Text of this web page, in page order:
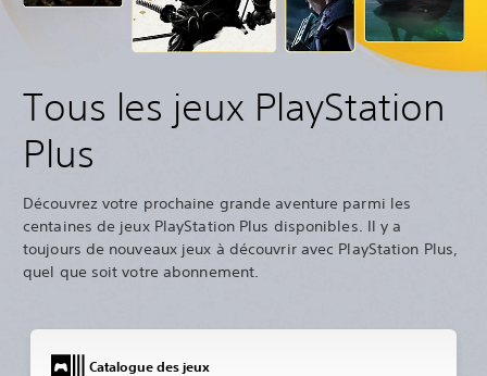
Tous les jeux PlayStation
Plus
Découvrez votre prochaine grande aventure parmi les
centaines de jeux PlayStation Plus disponibles. Il y a
toujours de nouveaux jeux à découvrir avec PlayStation Plus,
quel que soit votre abonnement.
Catalogue des jeux